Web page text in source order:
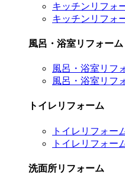
キッチンリフォ
キッチンリフォ
風呂・浴室リフォーム
風呂・浴室リフ
風呂・浴室リフ
トイレリフォーム
トイレリフォー
トイレリフォー
洗面所リフォーム